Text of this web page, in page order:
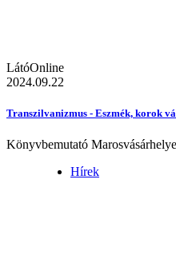
LátóOnline
2024.09.22
Transzilvanizmus - Eszmék, korok
Könyvbemutató
Hírek